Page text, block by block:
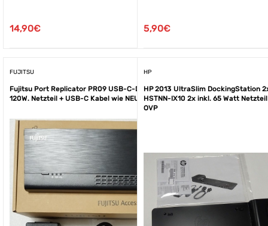
14,90€ 5,90€
FUJITSU
Fujitsu Port Replicator PR09 USB-C-Dock. +
120W. Netzteil + USB-C Kabel wie NEU
HP
HP 2013 UltraSlim DockingStation
HSTNN-IX10 2x inkl. 65 Watt Netzteil
OVP